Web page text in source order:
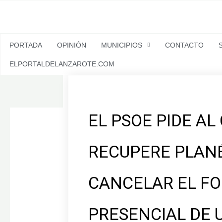
PORTADA OPINIÓN MUNICIPIOS CONTACTO
ELPORTALDELANZAROTE.COM
EL PSOE PIDE AL
RECUPERE
CANCELAR EL
PRESENCIAL DE